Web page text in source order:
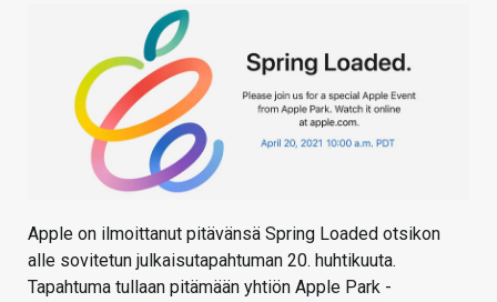
VAIHDA TEEMA
Apple on ilmoittanut pitävänsä Spring Loaded otsikon
alle sovitetun julkaisutapahtuman 20. huhtikuuta.
Tapahtuma tullaan pitämään yhtiön Apple Park -